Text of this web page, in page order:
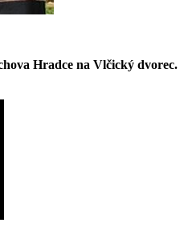
Hradce na Vlčický dvorec.